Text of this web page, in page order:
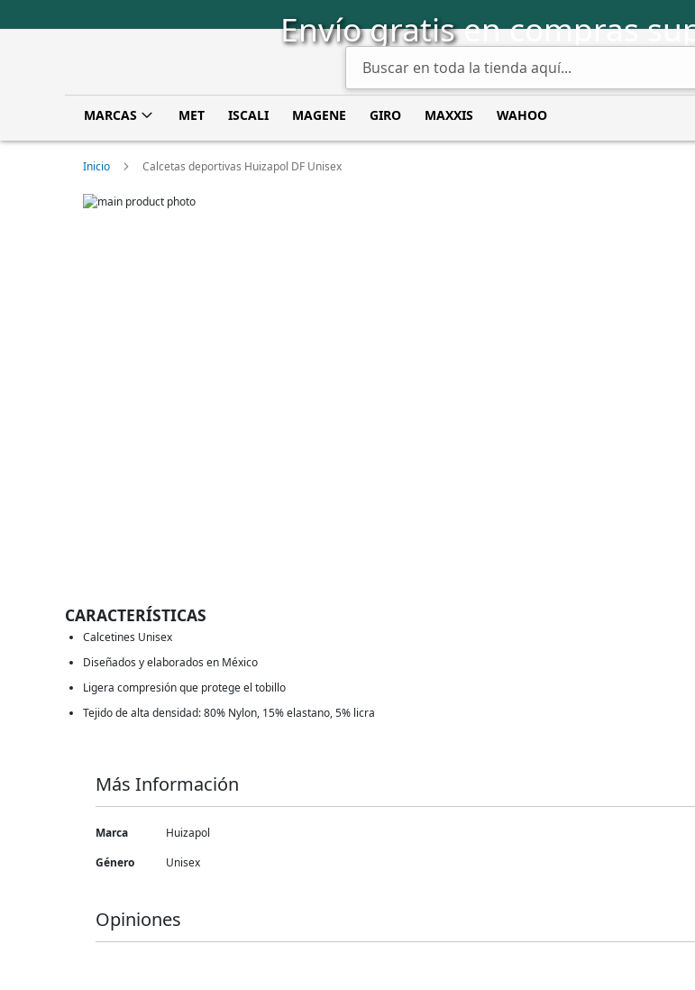
a
Envío gratisen compras
MARCAS MET ISCALI MAGENE GIRO MAXXIS WAHOO
Inicio Calcetas deportivas Huizapol DF Unisex
Skip
CARACTERÍSTICAS
Calcetines Unisex
Diseñados y elaborados en México
Ligera compresión que protege el tobillo
Tejido de alta densidad: 80% Nylon, 15% elastano, 5% licra
Más Información
Más
Marca
Huizapol
Género
Unisex
Opiniones